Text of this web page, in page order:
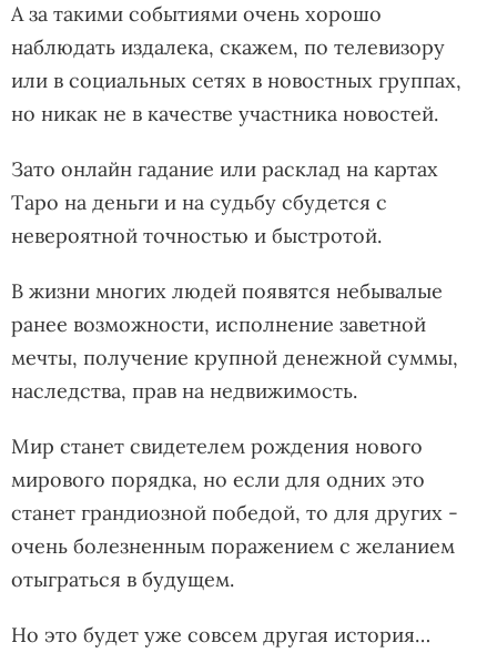
А за такими событиями очень хорошо
наблюдать издалека, скажем, по телевизору
или в социальных сетях в новостных группах,
но никак не в качестве участника новостей.
Зато онлайн гадание или расклад на картах
Таро на деньги и на судьбу сбудется с
невероятной точностью и быстротой.
В жизни многих людей появятся небывалые
ранее возможности, исполнение заветной
мечты, получение крупной денежной суммы,
наследства, прав на недвижимость.
Мир станет свидетелем рождения нового
мирового порядка, но если для одних это
станет грандиозной победой, то для других -
очень болезненным поражением с желанием
отыграться в будущем.
Но это будет уже совсем другая история…